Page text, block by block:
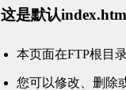
这是默认
本页面在FTP根目
您可以修改、删除